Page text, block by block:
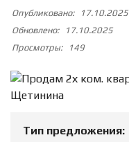
Опубликовано:
17.10.2025
Обновлено:
17.10.2025
Просмотры:
149
Тип предложения: